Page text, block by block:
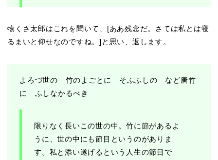
物くさ太郎はこれを聞いて、[ああ残念だ。さては私とは寝
るまいと仰せなのですね。]と思い、返します。
よろづ世の 竹のよごとに そふふしの など唐竹
に ふしなかるべき
限りなく長いこの世の中。竹に節があるよ
うに、世の中にも節目というのがありま
す。私と添い遂げるという人生の節目で